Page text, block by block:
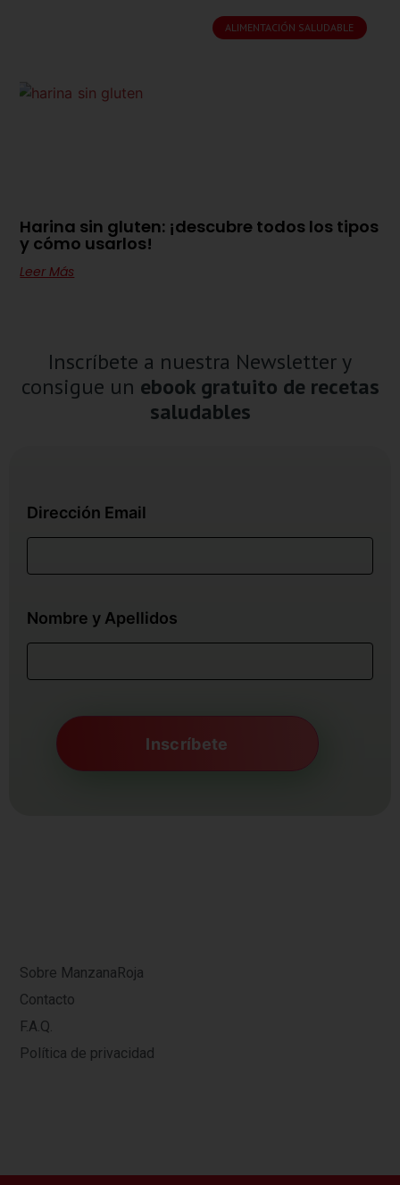
ALIMENTACIÓN SALUDABLE
Harina sin gluten: ¡descubre todos los tipos
y cómo usarlos!
Leer Más
Inscríbete a nuestra Newsletter y
consigue un ebook gratuito de recetas
saludables
Dirección Email
Nombre y Apellidos
Sobre ManzanaRoja
Contacto
F.A.Q.
Política de privacidad